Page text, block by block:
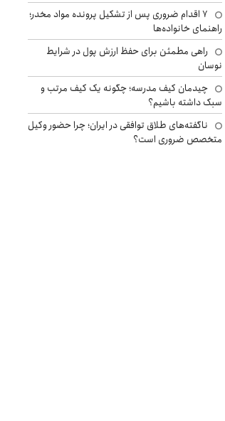
۷ اقدام ضروری پس از تشکیل پرونده مواد مخدر؛
راهنمای خانواده‌ها
راهی مطمئن برای حفظ ارزش پول در شرایط
نوسان
چیدمان کیف مدرسه؛ چگونه یک کیف مرتب و
سبک داشته باشیم؟
ناگفته‌های طلاق توافقی در ایران؛ چرا حضور وکیل
متخصص ضروری است؟